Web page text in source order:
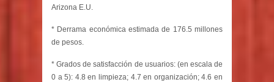
Arizona E.U.
* Derrama económica estimada de 176.5 millones
de pesos.
* Grados de satisfacción de usuarios: (en escala de
0 a 5): 4.8 en limpieza; 4.7 en organización; 4.6 en